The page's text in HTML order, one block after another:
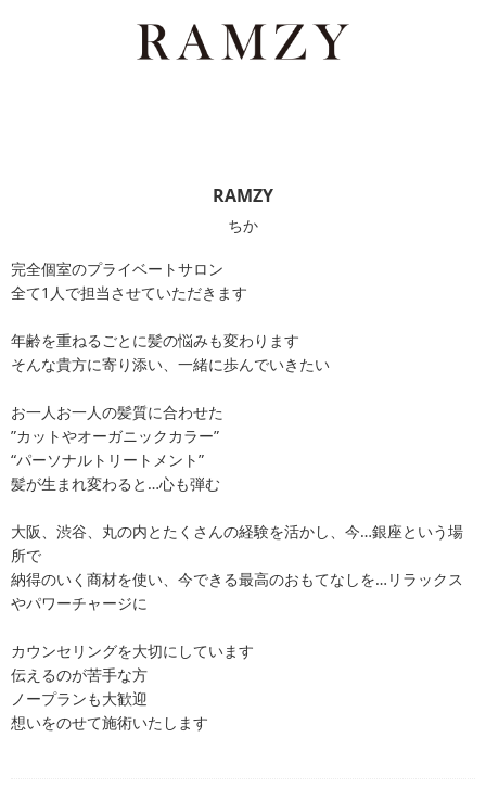
RAMZY
ちか
完全個室のプライベートサロン
全て1人で担当させていただきます
年齢を重ねるごとに髪の悩みも変わります
そんな貴方に寄り添い、一緒に歩んでいきたい
お一人お一人の髪質に合わせた
”カットやオーガニックカラー”
“パーソナルトリートメント”
髪が生まれ変わると…心も弾む
大阪、渋谷、丸の内とたくさんの経験を活かし、今…銀座という場
所で
納得のいく商材を使い、今できる最高のおもてなしを…リラックス
やパワーチャージに
カウンセリングを大切にしています
伝えるのが苦手な方
ノープランも大歓迎
想いをのせて施術いたします